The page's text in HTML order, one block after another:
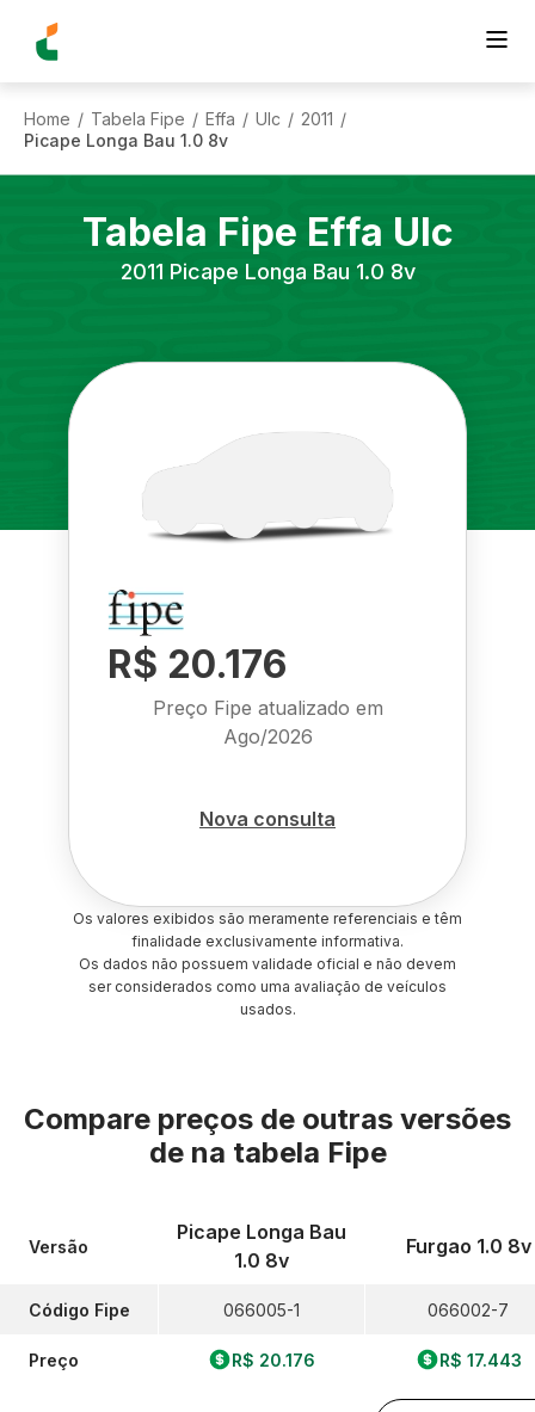
Home / Tabela Fipe / Effa / Ulc / 2011 /
Picape Longa Bau 1.0 8v
Tabela Fipe Effa Ulc
2011 Picape Longa Bau 1.0 8v
R$ 20.176
Preço Fipe atualizado em
Ago/2026
Nova consulta
Os valores exibidos são meramente referenciais e têm
finalidade exclusivamente informativa.
Os dados não possuem validade oficial e não devem
ser considerados como uma avaliação de veículos
usados.
Compare preços de outras versões
de na tabela Fipe
Versão
Código Fipe
Preço
Picape Longa Bau
1.0 8v
066005-1
R$ 20.176
Furgao 1.0 8v
066002-7
R$ 17.443